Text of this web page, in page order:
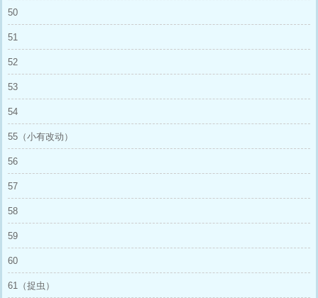
50
51
52
53
54
55（小有改动）
56
57
58
59
60
61（捉虫）